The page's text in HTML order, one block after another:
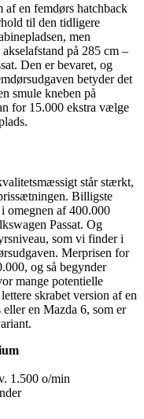
en femdørs hatchback
til den tidligere
men
på 285 cm –
Den er bevaret, og
betyder det
smule kneben på
for 15.000 ekstra vælge
står stærkt,
Billigste
omegnen af 400.000
Passat. Og
som vi finder i
Merprisen for
og så begynder
mange potentielle
skrabet version af en
en Mazda 6, som er
1.500 o/min